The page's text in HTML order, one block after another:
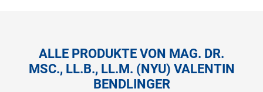
ALLE PRODUKTE VON MAG. DR.
MSC., LL.B., LL.M. (NYU) VALENTIN
BENDLINGER